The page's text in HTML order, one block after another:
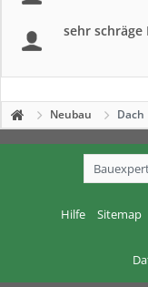
sehr schräge
Neubau Dach
Hilfe Sitemap